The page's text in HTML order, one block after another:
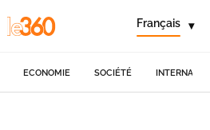
Français ▾
ECONOMIE SOCIÉTÉ